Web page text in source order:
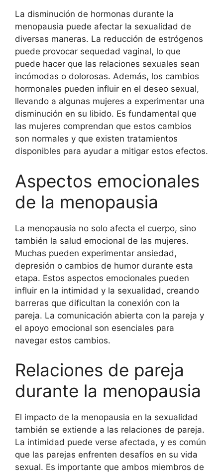
La disminución de hormonas durante la
menopausia puede afectar la sexualidad de
diversas maneras. La reducción de estrógenos
puede provocar sequedad vaginal, lo que
puede hacer que las relaciones sexuales sean
incómodas o dolorosas. Además, los cambios
hormonales pueden influir en el deseo sexual,
llevando a algunas mujeres a experimentar una
disminución en su libido. Es fundamental que
las mujeres comprendan que estos cambios
son normales y que existen tratamientos
disponibles para ayudar a mitigar estos efectos.
Aspectos emocionales
de la menopausia
La menopausia no solo afecta el cuerpo, sino
también la salud emocional de las mujeres.
Muchas pueden experimentar ansiedad,
depresión o cambios de humor durante esta
etapa. Estos aspectos emocionales pueden
influir en la intimidad y la sexualidad, creando
barreras que dificultan la conexión con la
pareja. La comunicación abierta con la pareja y
el apoyo emocional son esenciales para
navegar estos cambios.
Relaciones de pareja
durante la menopausia
El impacto de la menopausia en la sexualidad
también se extiende a las relaciones de pareja.
La intimidad puede verse afectada, y es común
que las parejas enfrenten desafíos en su vida
sexual. Es importante que ambos miembros de